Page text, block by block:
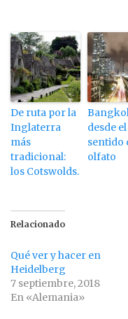
De ruta por la
Inglaterra
más
tradicional:
los Cotswolds.
desde el
sentido
olfato
Relacionado
Qué ver y hacer en
Heidelberg
7 septiembre, 2018
En «Alemania»